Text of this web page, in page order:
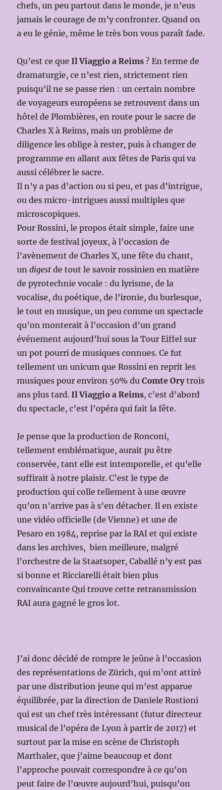
chefs, un peu partout dans le monde, je n’eus
jamais le courage de m’y confronter. Quand on
a eu le génie, même le très bon vous paraît fade.
Qu’est ce queIl Viaggio a Reims ? En terme de
dramaturgie, ce n’est rien, strictement rien
puisqu’il ne se passe rien : un certain nombre
de voyageurs européens se retrouvent dans un
hôtel de Plombières, en route pour le sacre de
Charles X à Reims, mais un problème de
diligence les oblige à rester, puis à changer de
programme en allant aux fêtes de Paris qui va
aussi célébrer le sacre.
Il n’y a pas d’action ou si peu, et pas d’intrigue,
ou des micro-intrigues aussi multiples que
microscopiques.
Pour Rossini, le propos était simple, faire une
sorte de festival joyeux, à l’occasion de
l’avènement de Charles X, une fête du chant,
undigest de tout le savoir rossinien en matière
de pyrotechnie vocale : du lyrisme, de la
vocalise, du poétique, de l’ironie, du burlesque,
le tout en musique, un peu comme un spectacle
qu’on monterait à l’occasion d’un grand
événement aujourd’hui sous la Tour Eiffel sur
un pot pourri de musiques connues. Ce fut
tellement un unicum que Rossini en reprit les
musiques pour environ 50% duComte Orytrois
ans plus tard.Il Viaggio a Reims, c’est d’abord
du spectacle, c’est l’opéra qui fait la fête.
Je pense que la production de Ronconi,
tellement emblématique, aurait pu être
conservée, tant elle est intemporelle, et qu’elle
suffirait à notre plaisir. C’est le type de
production qui colle tellement à une œuvre
qu’on n’arrive pas à s’en détacher. Il en existe
une vidéo officielle (de Vienne) et une de
Pesaro en 1984, reprise par la RAI et qui existe
dans les archives, bien meilleure, malgré
l’orchestre de la Staatsoper, Caballé n’y est pas
si bonne et Ricciarelli était bien plus
convaincante Qui trouve cette retransmission
RAI aura gagné le gros lot.
J’ai donc décidé de rompre le jeûne à l’occasion
des représentations de Zürich, qui m’ont attiré
par une distribution jeune qui m’est apparue
équilibrée, par la direction de Daniele Rustioni
qui est un chef très intéressant (futur directeur
musical de l’opéra de Lyon à partir de 2017) et
surtout par la mise en scène de Christoph
Marthaler, que j’aime beaucoup et dont
l’approche pouvait correspondre à ce qu’on
peut faire de l’œuvre aujourd’hui, puisqu’on